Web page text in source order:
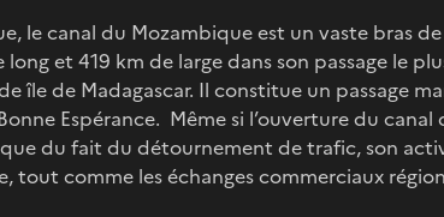
le canal du Mozambique est un vaste bras
long et 419 km de large dans son passage le
île de Madagascar. Il constitue un passage
Espérance. Même si l’ouverture du
du fait du détournement de trafic, son
tout comme les échanges commerciaux